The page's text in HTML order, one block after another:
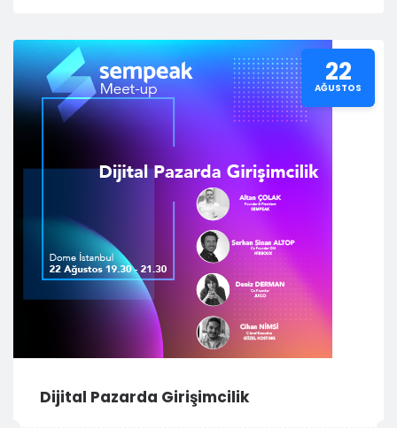
22
AĞUSTOS
Dijital Pazarda Girişimcilik